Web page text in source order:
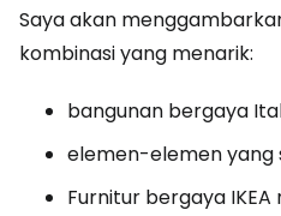
Saya akan
kombinasi yang menarik:
bangunan bergaya
elemen-elemen yang
Furnitur bergaya